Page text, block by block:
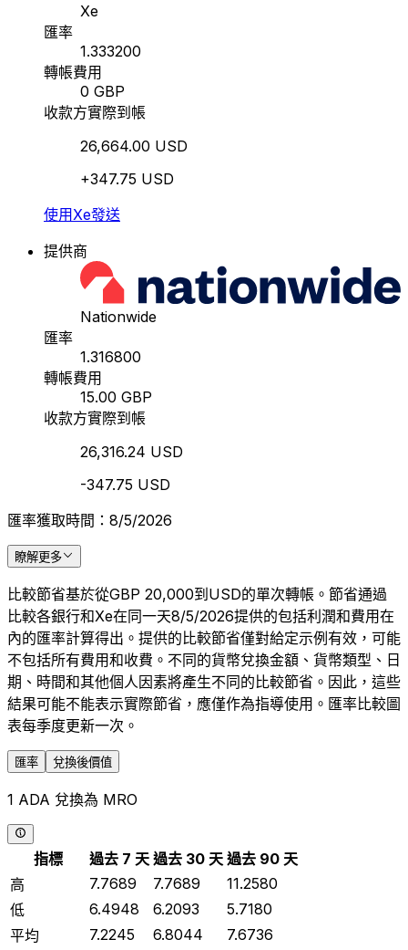
Xe
匯率
1.333200
轉帳費用
0 GBP
收款方實際到帳
26,664.00 USD
+347.75 USD
使用Xe發送
提供商
Nationwide
匯率
1.316800
轉帳費用
15.00 GBP
收款方實際到帳
26,316.24 USD
-347.75 USD
匯率獲取時間：8/5/2026
瞭解更多
比較節省基於從GBP 20,000到USD的單次轉帳。節省通過
比較各銀行和Xe在同一天8/5/2026提供的包括利潤和費用在
內的匯率計算得出。提供的比較節省僅對給定示例有效，可能
不包括所有費用和收費。不同的貨幣兌換金額、貨幣類型、日
期、時間和其他個人因素將產生不同的比較節省。因此，這些
結果可能不能表示實際節省，應僅作為指導使用。匯率比較圖
表每季度更新一次。
匯率 兌換後價值
1 ADA 兌換為 MRO
指標 過去 7 天 過去 30 天 過去 90 天
高
7.7689 7.7689
11.2580
低
6.4948 6.2093
5.7180
平均
7.2245 6.8044
7.6736